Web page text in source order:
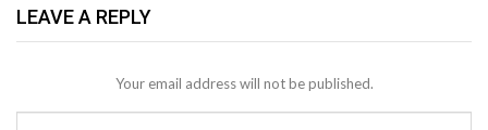
LEAVE A REPLY
Your email address will not be published.